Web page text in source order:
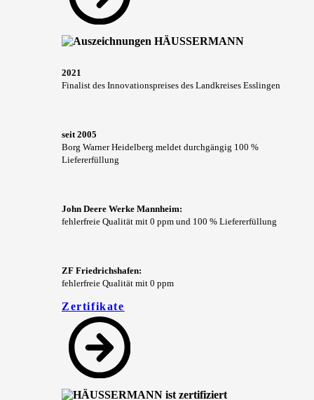
2021
Finalist des Innovationspreises des Landkreises Esslingen
seit 2005
Borg Warner Heidelberg meldet durchgängig 100 %
Liefererfüllung
John Deere Werke Mannheim:
fehlerfreie Qualität mit 0 ppm und 100 % Liefererfüllung
ZF Friedrichshafen:
fehlerfreie Qualität mit 0 ppm
Zertifikate